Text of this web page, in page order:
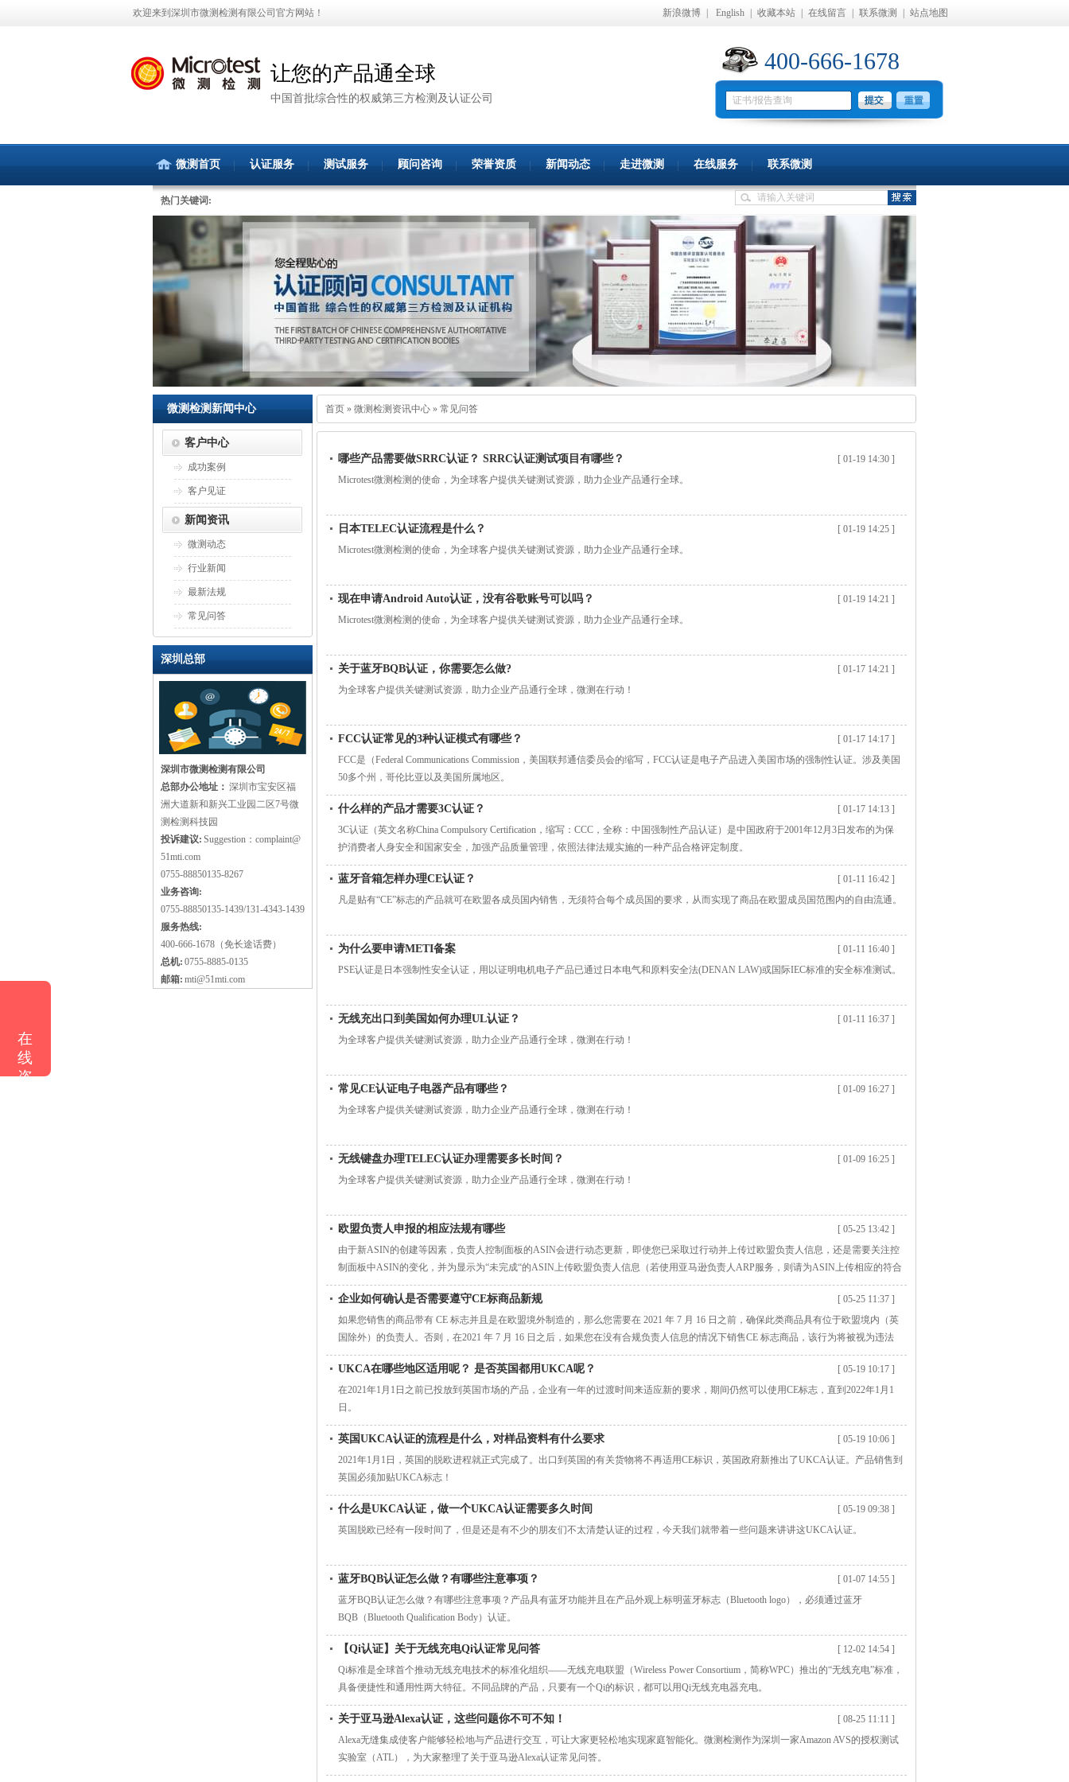
欢迎来到深圳市微测检测有限公司官方网站！ 新浪微博 English 收藏本站 在线留言 联系微测 站点地图
让您的产品通全球
中国首批综合性的权威第三方检测及认证公司
400-666-1678
微测首页 认证服务 测试服务 顾问咨询 荣誉资质 新闻动态 走进微测 在线服务 联系微测
热门关键词:
微测检测新闻中心
客户中心
成功案例
客户见证
新闻资讯
微测动态
行业新闻
最新法规
常见问答
深圳总部
深圳市微测检测有限公司
总部办公地址： 深圳市宝安区福
洲大道新和新兴工业园二区7号微
测检测科技园
投诉建议: Suggestion：complaint@
51mti.com
0755-88850135-8267
业务咨询:
0755-88850135-1439/131-4343-1439
服务热线:
400-666-1678（免长途话费）
总机: 0755-8885-0135
邮箱: mti@51mti.com
首页 » 微测检测资讯中心 » 常见问答
哪些产品需要做SRRC认证？ SRRC认证测试项目有哪些？
[ 01-19 14:30 ]
Microtest微测检测的使命，为全球客户提供关键测试资源，助力企业产品通行全球。
日本TELEC认证流程是什么？
[ 01-19 14:25 ]
Microtest微测检测的使命，为全球客户提供关键测试资源，助力企业产品通行全球。
现在申请Android Auto认证，没有谷歌账号可以吗？
[ 01-19 14:21 ]
Microtest微测检测的使命，为全球客户提供关键测试资源，助力企业产品通行全球。
关于蓝牙BQB认证，你需要怎么做?
[ 01-17 14:21 ]
为全球客户提供关键测试资源，助力企业产品通行全球，微测在行动！
FCC认证常见的3种认证模式有哪些？
[ 01-17 14:17 ]
FCC是（Federal Communications Commission，美国联邦通信委员会的缩写，FCC认证是电子产品进入美国市场的强制性认证。涉及美国
50多个州，哥伦比亚以及美国所属地区。
什么样的产品才需要3C认证？
[ 01-17 14:13 ]
3C认证（英文名称China Compulsory Certification，缩写：CCC，全称：中国强制性产品认证）是中国政府于2001年12月3日发布的为保
护消费者人身安全和国家安全，加强产品质量管理，依照法律法规实施的一种产品合格评定制度。
蓝牙音箱怎样办理CE认证？
[ 01-11 16:42 ]
凡是贴有“CE”标志的产品就可在欧盟各成员国内销售，无须符合每个成员国的要求，从而实现了商品在欧盟成员国范围内的自由流通。
为什么要申请METI备案
[ 01-11 16:40 ]
PSE认证是日本强制性安全认证，用以证明电机电子产品已通过日本电气和原料安全法(DENAN LAW)或国际IEC标准的安全标准测试。
无线充出口到美国如何办理UL认证？
[ 01-11 16:37 ]
为全球客户提供关键测试资源，助力企业产品通行全球，微测在行动！
常见CE认证电子电器产品有哪些？
[ 01-09 16:27 ]
为全球客户提供关键测试资源，助力企业产品通行全球，微测在行动！
无线键盘办理TELEC认证办理需要多长时间？
[ 01-09 16:25 ]
为全球客户提供关键测试资源，助力企业产品通行全球，微测在行动！
欧盟负责人申报的相应法规有哪些
[ 05-25 13:42 ]
由于新ASIN的创建等因素，负责人控制面板的ASIN会进行动态更新，即使您已采取过行动并上传过欧盟负责人信息，还是需要关注控
制面板中ASIN的变化，并为显示为“未完成“的ASIN上传欧盟负责人信息（若使用亚马逊负责人ARP服务，则请为ASIN上传相应的符合
性声明等文件），确保所有在负责人控制面板中的状态为“已完成”。
企业如何确认是否需要遵守CE标商品新规
[ 05-25 11:37 ]
如果您销售的商品带有 CE 标志并且是在欧盟境外制造的，那么您需要在 2021 年 7 月 16 日之前，确保此类商品具有位于欧盟境内（英
国除外）的负责人。否则，在2021 年 7 月 16 日之后，如果您在没有合规负责人信息的情况下销售CE 标志商品，该行为将被视为违法
行为。
UKCA在哪些地区适用呢？ 是否英国都用UKCA呢？
[ 05-19 10:17 ]
在2021年1月1日之前已投放到英国市场的产品，企业有一年的过渡时间来适应新的要求，期间仍然可以使用CE标志，直到2022年1月1
日。
英国UKCA认证的流程是什么，对样品资料有什么要求
[ 05-19 10:06 ]
2021年1月1日，英国的脱欧进程就正式完成了。出口到英国的有关货物将不再适用CE标识，英国政府新推出了UKCA认证。产品销售到
英国必须加贴UKCA标志！
什么是UKCA认证，做一个UKCA认证需要多久时间
[ 05-19 09:38 ]
英国脱欧已经有一段时间了，但是还是有不少的朋友们不太清楚认证的过程，今天我们就带着一些问题来讲讲这UKCA认证。
蓝牙BQB认证怎么做？有哪些注意事项？
[ 01-07 14:55 ]
蓝牙BQB认证怎么做？有哪些注意事项？产品具有蓝牙功能并且在产品外观上标明蓝牙标志（Bluetooth logo），必须通过蓝牙
BQB（Bluetooth Qualification Body）认证。
【Qi认证】关于无线充电Qi认证常见问答
[ 12-02 14:54 ]
Qi标准是全球首个推动无线充电技术的标准化组织——无线充电联盟（Wireless Power Consortium，简称WPC）推出的“无线充电”标准，
具备便捷性和通用性两大特征。不同品牌的产品，只要有一个Qi的标识，都可以用Qi无线充电器充电。
关于亚马逊Alexa认证，这些问题你不可不知！
[ 08-25 11:11 ]
Alexa无缝集成使客户能够轻松地与产品进行交互，可让大家更轻松地实现家庭智能化。微测检测作为深圳一家Amazon AVS的授权测试
实验室（ATL），为大家整理了关于亚马逊Alexa认证常见问答。
在
线
咨